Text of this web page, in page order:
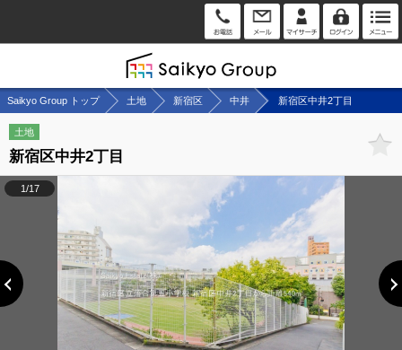
Saikyo Group トップ 土地 新宿区 中井 新宿区中井2丁目
土地
新宿区中井2丁目
1/17